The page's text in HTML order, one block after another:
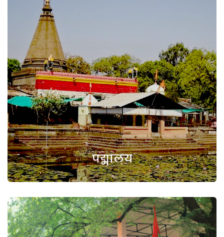
पद्मालय